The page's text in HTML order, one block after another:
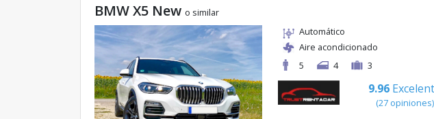
BMW X5 New o similar
Automático
Aire acondicionado
5
4 3
9.96
(27 opiniones)